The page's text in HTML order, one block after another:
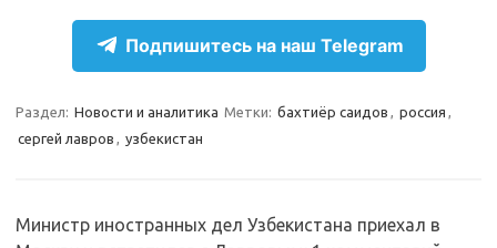
s
i
b
k
р
и
Подпишитесь на наш Telegram
Раздел: Новости и аналитика Метки: бахтиёр саидов , россия ,
сергей лавров , узбекистан
Министр иностранных дел Узбекистана приехал в